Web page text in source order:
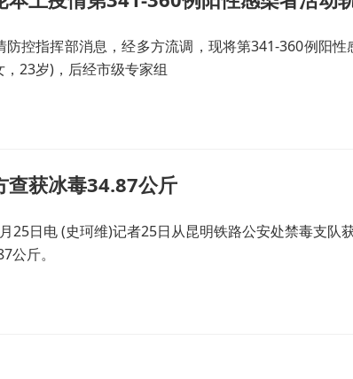
控指挥部消息，经多方流调，现将第341-360例阳
23岁)，后经市级专家组
查获冰毒34.87公斤
日电 (史珂维)记者25日从昆明铁路公安处禁毒支队
公斤。